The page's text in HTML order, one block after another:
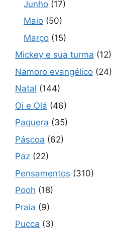
Junho (17)
Maio (50)
Março (15)
Mickey e sua turma (12)
Namoro evangélico (24)
Natal (144)
Oi e Olá (46)
Paquera (35)
Páscoa (62)
Paz (22)
Pensamentos (310)
Pooh (18)
Praia (9)
Pucca (3)